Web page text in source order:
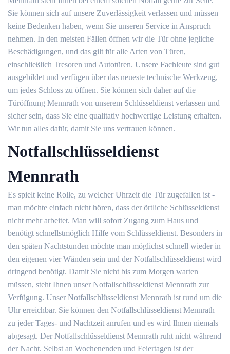
Sie können sich auf unsere Zuverlässigkeit verlassen und müssen
keine Bedenken haben, wenn Sie unseren Service in Anspruch
nehmen. In den meisten Fällen öffnen wir die Tür ohne jegliche
Beschädigungen, und das gilt für alle Arten von Türen,
einschließlich Tresoren und Autotüren. Unsere Fachleute sind gut
ausgebildet und verfügen über das neueste technische Werkzeug,
um jedes Schloss zu öffnen. Sie können sich daher auf die
Türöffnung Mennrath von unserem Schlüsseldienst verlassen und
sicher sein, dass Sie eine qualitativ hochwertige Leistung erhalten.
Wir tun alles dafür, damit Sie uns vertrauen können.
Notfallschlüsseldienst
Mennrath
Es spielt keine Rolle, zu welcher Uhrzeit die Tür zugefallen ist -
man möchte einfach nicht hören, dass der örtliche Schlüsseldienst
nicht mehr arbeitet. Man will sofort Zugang zum Haus und
benötigt schnellstmöglich Hilfe vom Schlüsseldienst. Besonders in
den späten Nachtstunden möchte man möglichst schnell wieder in
den eigenen vier Wänden sein und der Notfallschlüsseldienst wird
dringend benötigt. Damit Sie nicht bis zum Morgen warten
müssen, steht Ihnen unser Notfallschlüsseldienst Mennrath zur
Verfügung. Unser Notfallschlüsseldienst Mennrath ist rund um die
Uhr erreichbar. Sie können den Notfallschlüsseldienst Mennrath
zu jeder Tages- und Nachtzeit anrufen und es wird Ihnen niemals
abgesagt. Der Notfallschlüsseldienst Mennrath ruht nicht während
der Nacht. Selbst an Wochenenden und Feiertagen ist der